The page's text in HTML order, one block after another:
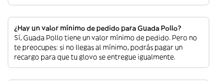
¿Hay un valor mínimo de pedido para Guada Pollo?
Sí, Guada Pollo tiene un valor mínimo de pedido. Pero no
te preocupes: si no llegas al mínimo, podrás pagar un
recargo para que tu glovo se entregue igualmente.